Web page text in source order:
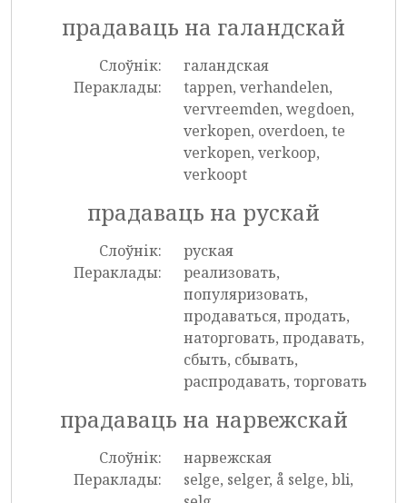
прадаваць на галандскай
Слоўнік:
галандская
Пераклады:
tappen, verhandelen,
vervreemden, wegdoen,
verkopen, overdoen, te
verkopen, verkoop,
verkoopt
прадаваць на рускай
Слоўнік:
руская
Пераклады:
реализовать,
популяризовать,
продаваться, продать,
наторговать, продавать,
сбыть, сбывать,
распродавать, торговать
прадаваць на нарвежскай
Слоўнік:
нарвежская
Пераклады:
selge, selger, å selge, bli,